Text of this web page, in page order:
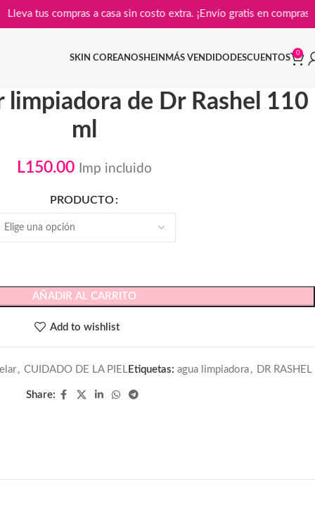
Lleva tus compras a casa sin costo extra. ¡Envío gratis en
SKIN COREANOSHEIN MÁS VENDIDO DESCUENTOS
0
limpiadora de Dr Rashel 110
ml
L150.00 Imp incluido
PRODUCTO
AÑADIR AL CARRITO
Add to wishlist
, CUIDADO DE LA PIEL Etiquetas: agua limpiadora , DR RASHEL
Share: